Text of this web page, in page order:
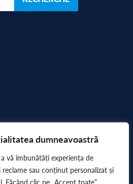
dumneavoastră
vă îmbunătăți experiența de
sau conținut personalizat și
Făcând clic pe „Accept toate”,